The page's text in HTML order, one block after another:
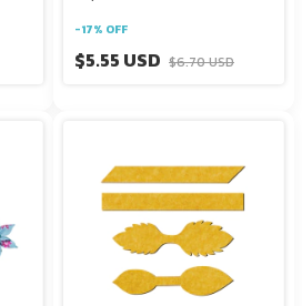
-17% OFF
$5.55 USD $6.70 USD